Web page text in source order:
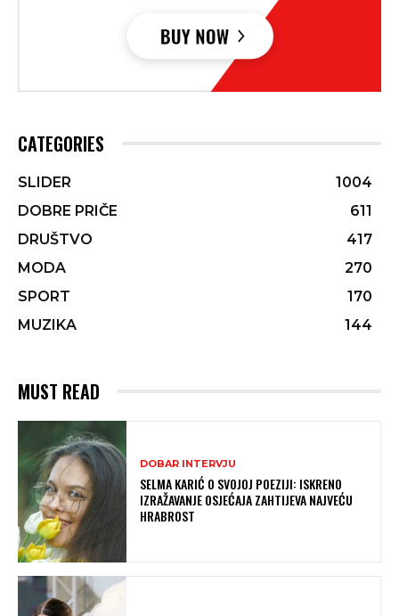
CATEGORIES
SLIDER
1004
DOBRE PRIČE
611
DRUŠTVO
417
MODA
270
SPORT
170
MUZIKA
144
MUST READ
DOBAR INTERVJU
SELMA KARIĆ O SVOJOJ POEZIJI: ISKRENO
IZRAŽAVANJE OSJEĆAJA ZAHTIJEVA NAJVEĆU
HRABROST